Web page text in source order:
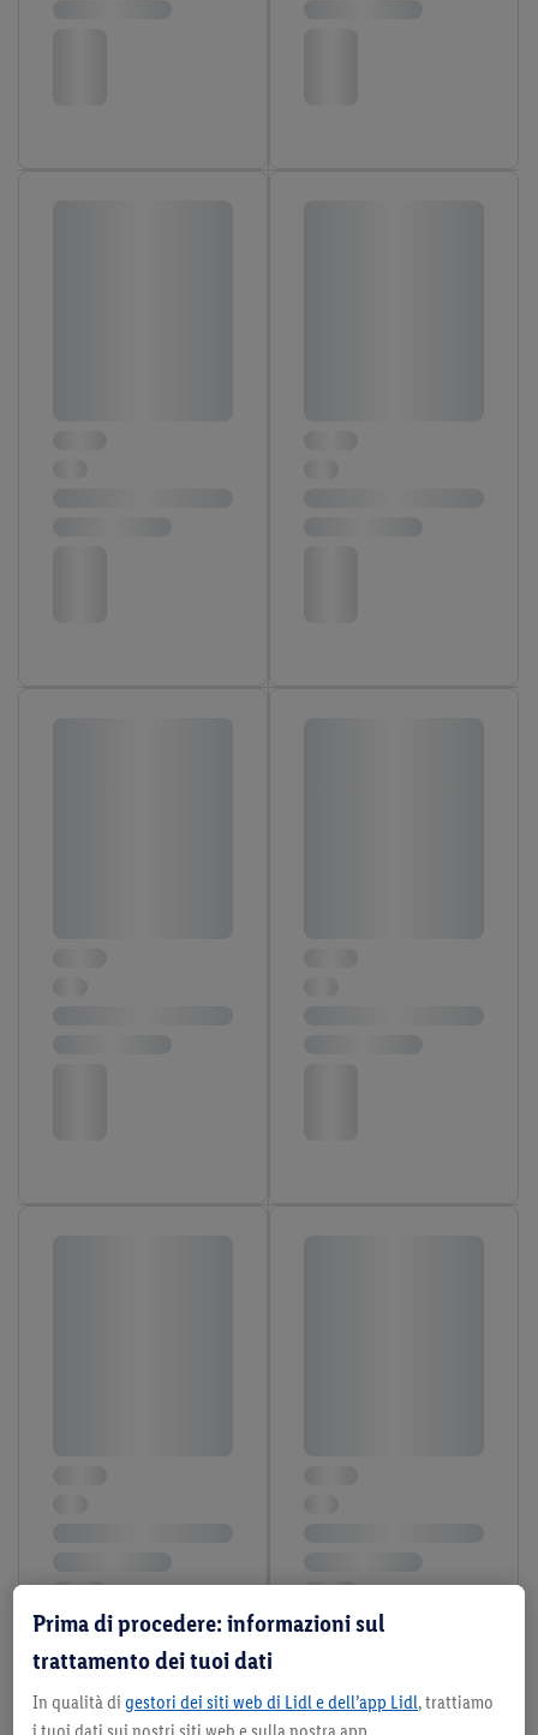
Prima di procedere: informazioni sul
trattamento dei tuoi dati
In qualità di gestori dei siti web di Lidl e dell’app Lidl, trattiamo
i tuoi dati sui nostri siti web e sulla nostra app